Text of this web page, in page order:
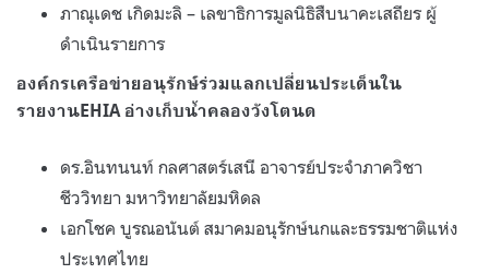
ภาณุเดช เกิดมะลิ – เลขาธิการมูลนิธิสืบนาคะเสถียร ผู้
ดำเนินรายการ
องค์กรเครือข่ายอนุรักษ์ร่วมแลกเปลี่ยนประเด็นใน
รายงานEHIA อ่างเก็บน้ำคลองวังโตนด
ดร.อินทนนท์ กลศาสตร์เสนี อาจารย์ประจำภาควิชา
ชีววิทยา มหาวิทยาลัยมหิดล
เอกโชค บูรณอนันต์ สมาคมอนุรักษ์นกและธรรมชาติแห่ง
ประเทศไทย